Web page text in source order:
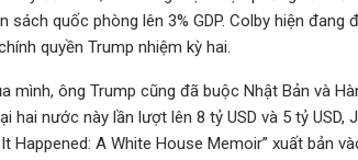
sách quốc phòng lên 3% GDP. Colby hiện
quyền Trump nhiệm kỳ hai.
mình, ông Trump cũng đã buộc Nhật Bản và
hai nước này lần lượt lên 8 tỷ USD và 5 tỷ
Happened: A White House Memoir” xuất bản